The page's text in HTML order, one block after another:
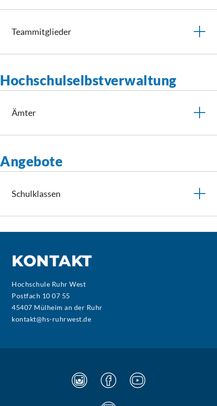
Teammitglieder
Hochschulselbstverwaltung
Ämter
Angebote
Schulklassen
KONTAKT
Hochschule Ruhr West
Postfach 10 07 55
45407 Mülheim an der Ruhr
kontakt@hs-ruhrwest.de